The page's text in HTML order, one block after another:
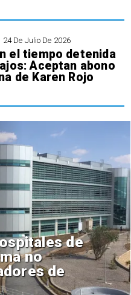
24 De Julio De 2026
el tiempo detenida
Aceptan abono
de Karen Rojo
de
no
de